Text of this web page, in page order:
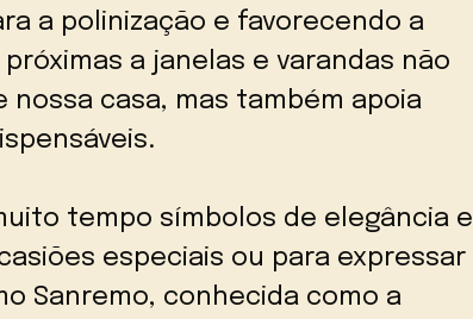
a polinização e favorecendo a
a janelas e varandas não
nossa casa, mas também apoia
tempo símbolos de elegância e
especiais ou para expressar
Sanremo, conhecida como a